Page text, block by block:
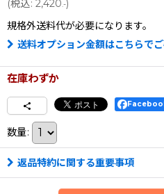
(税込: 2,420.-)
規格外送料代が必要になります。
送料オプション金額はこちらでご
在庫わずか
数量:
返品特約に関する重要事項